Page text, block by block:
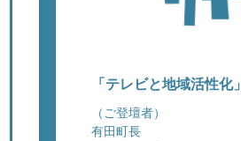
「テレビと地域活性化」
（ご登壇者）
有田町長